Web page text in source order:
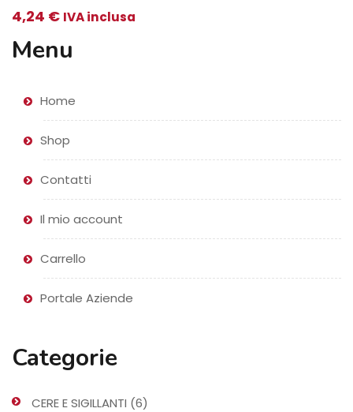
Menu
Home
Shop
Contatti
Il mio account
Carrello
Portale Aziende
Categorie
CERE E SIGILLANTI 66
4,24 € IVA inclusa